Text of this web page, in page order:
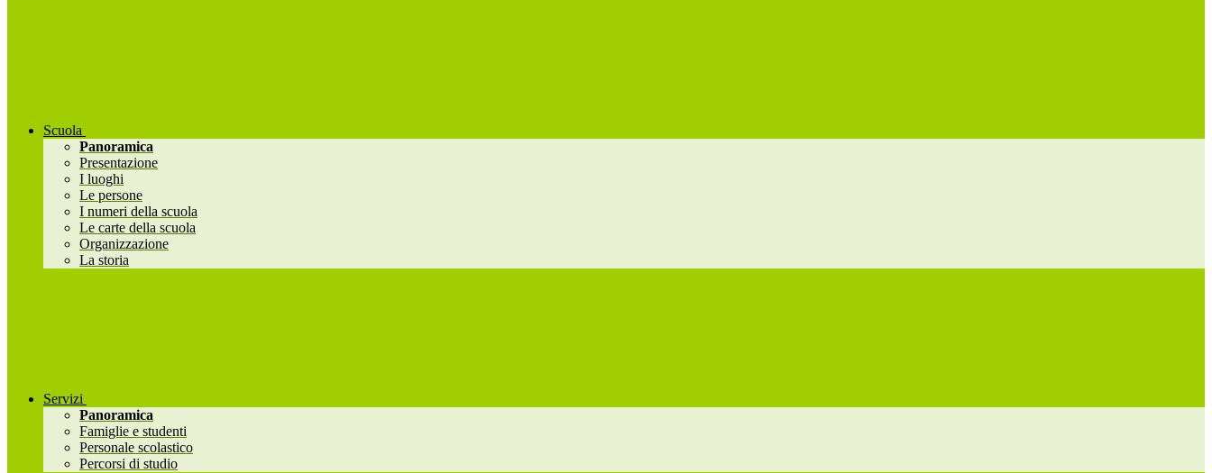
Scuola
Panoramica
Presentazione
I luoghi
Le persone
I numeri della scuola
Le carte della scuola
Organizzazione
La storia
Servizi
Panoramica
Famiglie e studenti
Personale scolastico
Percorsi di studio